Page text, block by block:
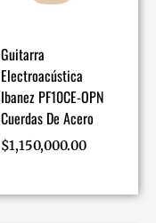
Guitarra
Electroacústica
Ibanez PF10CE-OPN
Cuerdas De Acero
$1,150,000.00